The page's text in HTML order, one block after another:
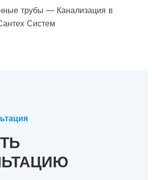
трубы — Канализация в
Систем